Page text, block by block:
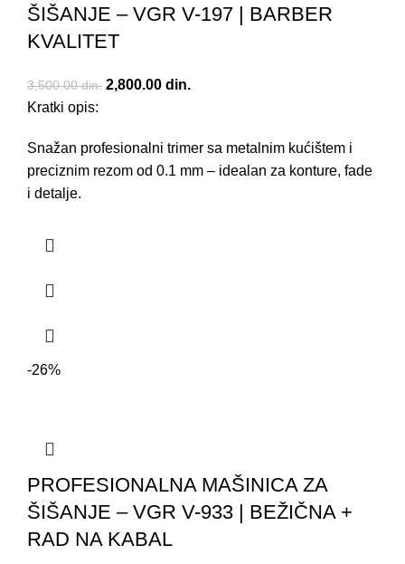
ŠIŠANJE – VGR V-197 | BARBER
KVALITET
3,500.00din. Originalna cena je bila: 3,500.00 din..
2,800.00 din.
Kratki opis:
Snažan profesionalni trimer sa metalnim kućištem i
preciznim rezom od 0.1 mm – idealan za konture, fade
i detalje.
-26%
PROFESIONALNA MAŠINICA ZA
ŠIŠANJE – VGR V-933 | BEŽIČNA +
RAD NA KABAL